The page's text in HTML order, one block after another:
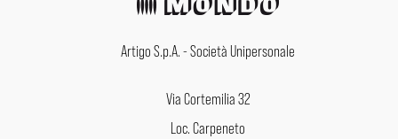
Artigo S.p.A. - Società Unipersonale
Via Cortemilia 32
Loc. Carpeneto